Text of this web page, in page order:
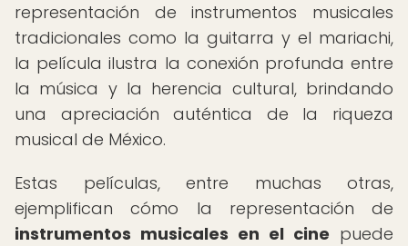
representación de instrumentos musicales
tradicionales como la guitarra y el mariachi,
la película ilustra la conexión profunda entre
la música y la herencia cultural, brindando
una apreciación auténtica de la riqueza
musical de México.
Estas películas, entre muchas otras,
ejemplifican cómo la representación de
instrumentos musicales en el cine puede